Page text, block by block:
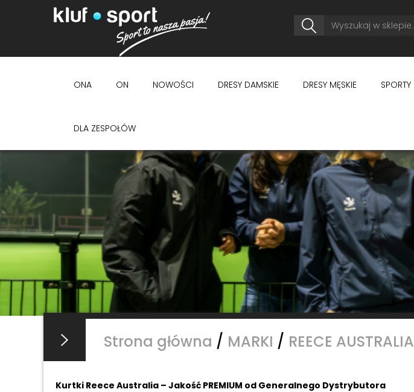
ONA ON NOWOŚCI DRESY DAMSKIE DRESY MĘSKIE SPORTY
DLA ZESPOŁÓW
Strona główna / MARKI / REECE AUSTRALIA
Kurtki Reece Australia – Jakość PREMIUM od Generalnego Dystrybutora